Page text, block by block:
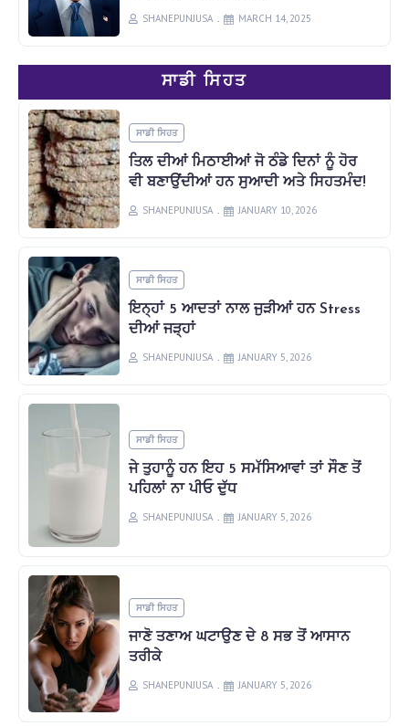
SHANEPUNJUSA MARCH 14, 2025
ਸਾਡੀ ਸਿਹਤ
ਸਾਡੀ ਸਿਹਤ
ਤਿਲ ਦੀਆਂ ਮਿਠਾਈਆਂ ਜੋ ਠੰਡੇ ਦਿਨਾਂ ਨੂੰ ਹੋਰ
ਵੀ ਬਣਾਉਂਦੀਆਂ ਹਨ ਸੁਆਦੀ ਅਤੇ ਸਿਹਤਮੰਦ!
SHANEPUNJUSA JANUARY 10, 2026
ਸਾਡੀ ਸਿਹਤ
ਇਨ੍ਹਾਂ 5 ਆਦਤਾਂ ਨਾਲ ਜੁੜੀਆਂ ਹਨ Stress
ਦੀਆਂ ਜੜ੍ਹਾਂ
SHANEPUNJUSA JANUARY 5, 2026
ਸਾਡੀ ਸਿਹਤ
ਜੇ ਤੁਹਾਨੂੰ ਹਨ ਇਹ 5 ਸਮੱਸਿਆਵਾਂ ਤਾਂ ਸੌਣ ਤੋਂ
ਪਹਿਲਾਂ ਨਾ ਪੀਓ ਦੁੱਧ
SHANEPUNJUSA JANUARY 5, 2026
ਸਾਡੀ ਸਿਹਤ
ਜਾਣੋ ਤਣਾਅ ਘਟਾਉਣ ਦੇ 8 ਸਭ ਤੋਂ ਆਸਾਨ
ਤਰੀਕੇ
SHANEPUNJUSA JANUARY 5, 2026